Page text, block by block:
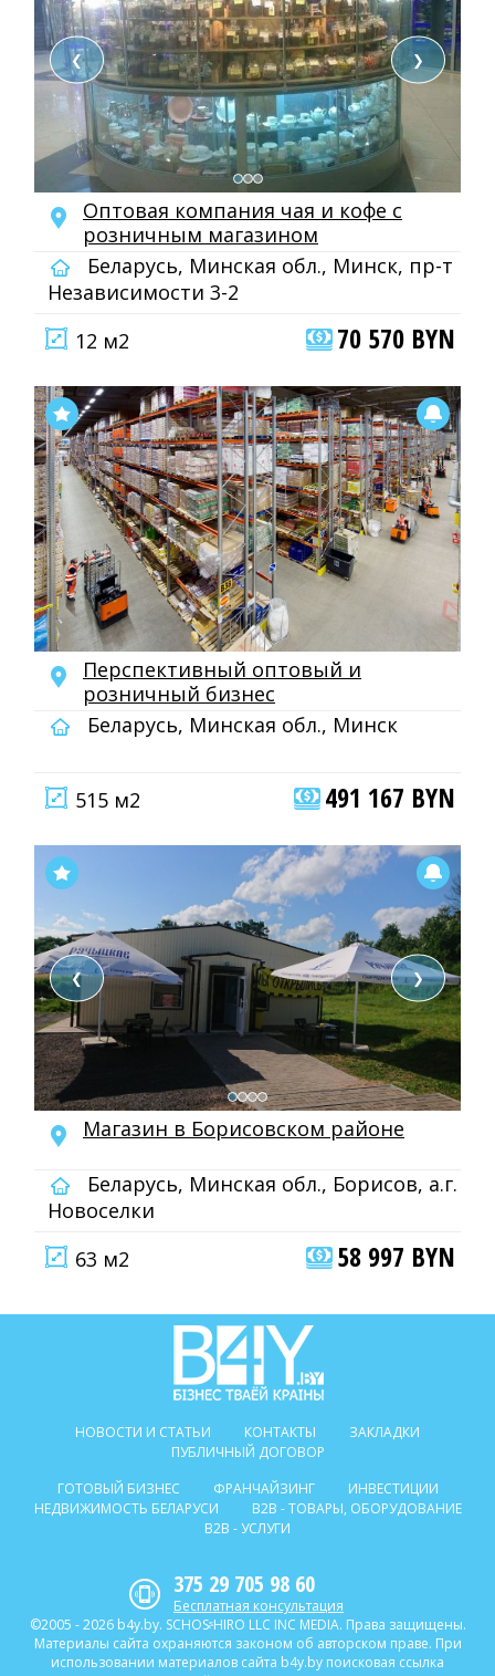
❮ ❯
Оптовая компания чая и кофе с
розничным магазином
Беларусь, Минская обл., Минск, пр-т
Независимости 3-2
12 м2
70 570 BYN
Перспективный оптовый и
розничный бизнес
Беларусь, Минская обл., Минск
515 м2 491 167 BYN
❮ ❯
Магазин в Борисовском районе
Беларусь, Минская обл., Борисов, а.г.
Новоселки
63 м2
58 997 BYN
НОВОСТИ И СТАТЬИ КОНТАКТЫ
ЗАКЛАДКИ
ПУБЛИЧНЫЙ ДОГОВОР
ГОТОВЫЙ БИЗНЕС
ФРАНЧАЙЗИНГ
ИНВЕСТИЦИИ
НЕДВИЖИМОСТЬ БЕЛАРУСИ
B2B - ТОВАРЫ, ОБОРУДОВАНИЕ
B2B - УСЛУГИ
375 29 705 98 60
Бесплатная консультация
©2005 - 2026 b4y.by. SCHOSᶳHIRO LLC INC MEDIA. Права защищены.
Материалы сайта охраняются законом об авторском праве. При
использовании материалов сайта b4y.by поисковая ссылка